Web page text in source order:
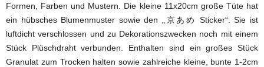
Formen, Farben und Mustern. Die kleine 11x20cm große Tüte hat
ein hübsches Blumenmuster sowie den „京あめ Sticker“. Sie ist
luftdicht verschlossen und zu Dekorationszwecken noch mit einem
Stück Plüschdraht verbunden. Enthalten sind ein großes Stück
Granulat zum Trocken halten sowie zahlreiche kleine, bunte 1-2cm